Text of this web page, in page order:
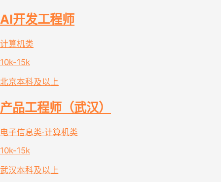
AI开发工程师
计算机类
10k-15k
北京本科及以上
产品工程师（武汉）
电子信息类·计算机类
10k-15k
武汉本科及以上